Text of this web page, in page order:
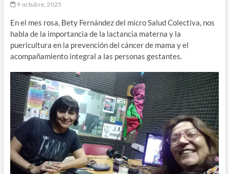
9 octubre, 2025
En el mes rosa, Bety Fernández del micro Salud Colectiva, nos
habla de la importancia de la lactancia materna y la
puericultura en la prevención del cáncer de mama y el
acompañamiento integral a las personas gestantes.